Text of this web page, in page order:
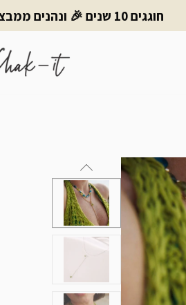
חוגגים 10 שנים 🎉 ונהנים ממבצע של פעם בעשור